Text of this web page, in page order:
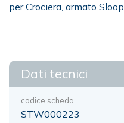
per Crociera, armato Sloop
Dati tecnici
codice scheda
STW000223